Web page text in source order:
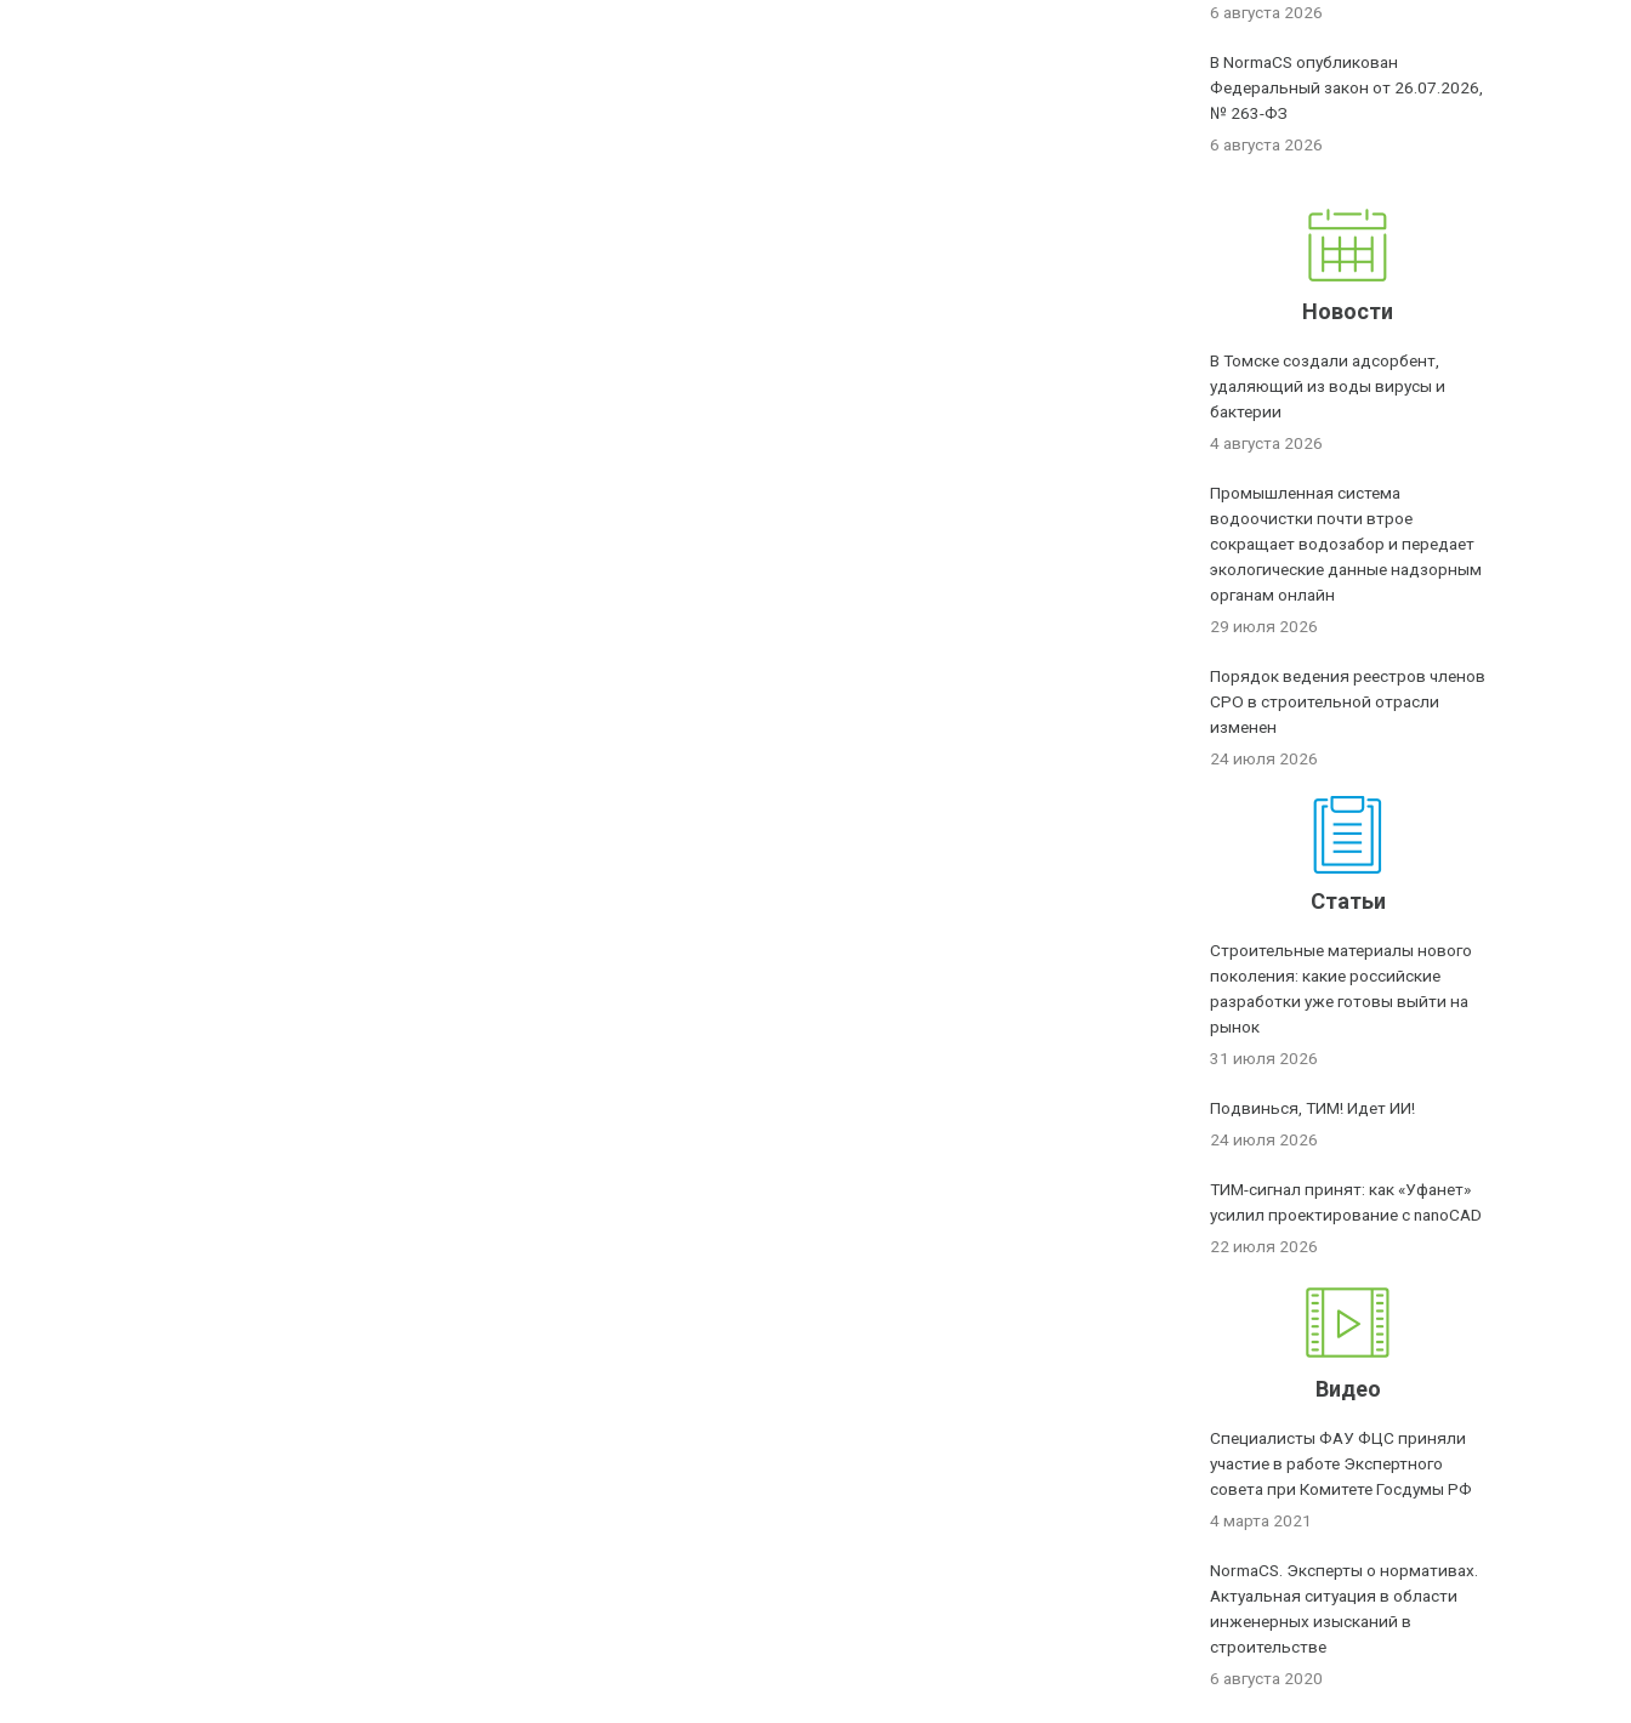
6 августа 2026
В NormaCS опубликован
Федеральный закон от 26.07.2026,
№ 263-ФЗ
6 августа 2026
Новости
В Томске создали адсорбент,
удаляющий из воды вирусы и
бактерии
4 августа 2026
Промышленная система
водоочистки почти втрое
сокращает водозабор и передает
экологические данные надзорным
органам онлайн
29 июля 2026
Порядок ведения реестров членов
СРО в строительной отрасли
изменен
24 июля 2026
Статьи
Строительные материалы нового
поколения: какие российские
разработки уже готовы выйти на
рынок
31 июля 2026
Подвинься, ТИМ! Идет ИИ!
24 июля 2026
ТИМ-сигнал принят: как «Уфанет»
усилил проектирование с nanoCAD
22 июля 2026
Видео
Специалисты ФАУ ФЦС приняли
участие в работе Экспертного
совета при Комитете Госдумы РФ
4 марта 2021
NormaCS. Эксперты о нормативах.
Актуальная ситуация в области
инженерных изысканий в
строительстве
6 августа 2020